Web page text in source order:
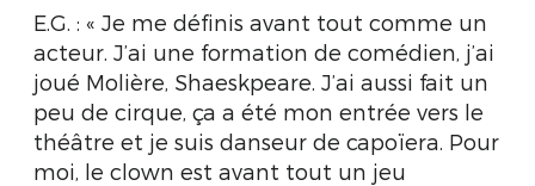
E.G. : « Je me définis avant tout comme un
acteur. J’ai une formation de comédien, j’ai
joué Molière, Shaeskpeare. J’ai aussi fait un
peu de cirque, ça a été mon entrée vers le
théâtre et je suis danseur de capoïera. Pour
moi, le clown est avant tout un jeu